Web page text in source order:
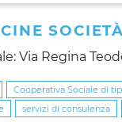
Via Regina
Cooperativa Sociale di
servizi di consulenza